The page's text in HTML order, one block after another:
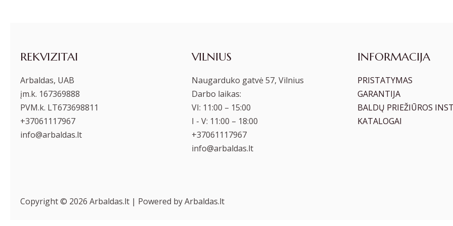
REKVIZITAI
Arbaldas, UAB
įm.k. 167369888
PVM.k. LT673698811
+37061117967
info@arbaldas.lt
VILNIUS
Naugarduko gatvė 57, Vilnius
Darbo laikas:
VI: 11:00 – 15:00
I - V: 11:00 – 18:00
+37061117967
info@arbaldas.lt
INFORMACIJA
PRISTATYMAS
GARANTIJA
BALDŲ PRIEŽIŪROS
KATALOGAI
Copyright © 2026 Arbaldas.lt | Powered by Arbaldas.lt